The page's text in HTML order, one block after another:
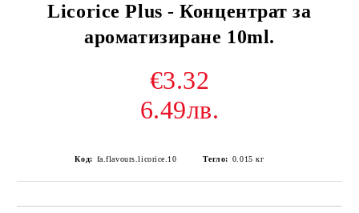
Licorice Plus - Концентрат за
ароматизиране 10ml.
€3.32
6.49лв.
Код: fa.flavours.licorice.10 Тегло: 0.015 кг